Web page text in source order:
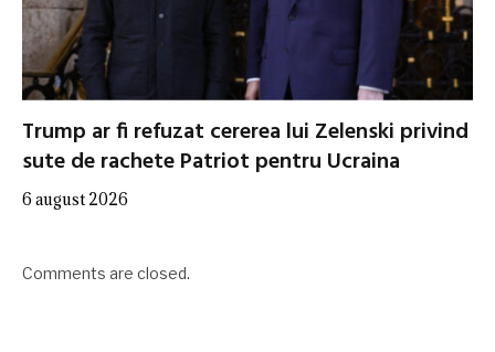
Trump ar fi refuzat cererea lui Zelenski privind
sute de rachete Patriot pentru Ucraina
6 august 2026
Comments are closed.